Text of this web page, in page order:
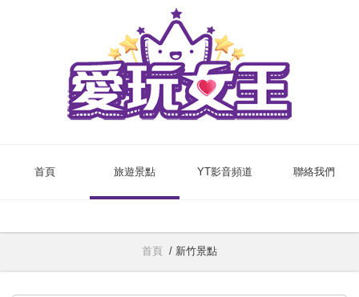
首頁 旅遊景點 YT影音頻道 聯絡我們
首頁 / 新竹景點